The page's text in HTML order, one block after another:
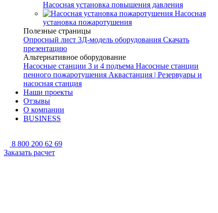
Насосная установка повышения давления
Насосная
установка пожаротушения
Полезные страницы
Опросный лист 3Д-модель оборудования Скачать
презентацию
Альтернативное оборудование
Насосные станции 3 и 4 подъема Насосные станции
пенного пожаротушения Аквастанция | Резервуары и
насосная станция
Наши проекты
Отзывы
О компании
BUSINESS
8 800 200 62 69
Заказать расчет